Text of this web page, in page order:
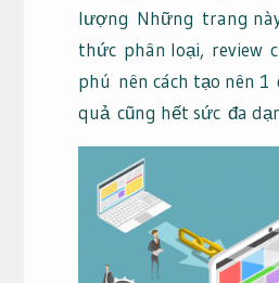
lượng Những trang
thứcphân loại, review
phú nên cách tạo nên 1
quảcũng hết sức đa